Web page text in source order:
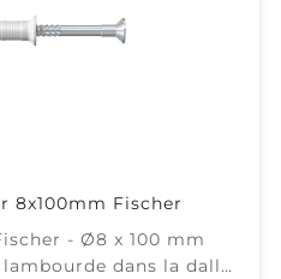
8x100mm Fischer
- Ø8 x 100 mm
dans la dalle